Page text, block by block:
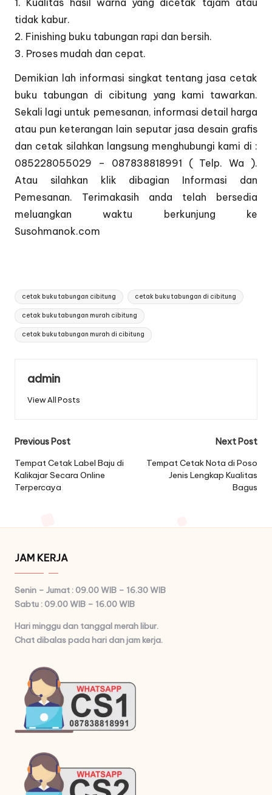
1. Kualitas hasil warna yang dicetak tajam atau
tidak kabur.
2. Finishing buku tabungan rapi dan bersih.
3. Proses mudah dan cepat.
Demikian lah informasi singkat tentang jasa cetak
buku tabungan di cibitung yang kami tawarkan.
Sekali lagi untuk pemesanan, informasi detail harga
atau pun keterangan lain seputar jasa desain grafis
dan cetak silahkan langsung menghubungi kami di :
085228055029 – 087838818991 ( Telp. Wa ).
Atau silahkan klik dibagian Informasi dan
Pemesanan. Terimakasih anda telah bersedia
meluangkan waktu berkunjung ke
Susohmanok.com
Tags:
cetak buku tabungan cibitung cetak buku tabungan di cibitung
cetak buku tabungan murah cibitung
cetak buku tabungan murah di cibitung
admin
View All Posts
Post
navigation
Previous Post
Tempat Cetak Label Baju di
Kalikajar Secara Online
Terpercaya
Next Post
Tempat Cetak Nota di Poso
Jenis Lengkap Kualitas
Bagus
JAM KERJA
Senin – Jumat : 09.00 WIB – 16.30 WIB
Sabtu : 09.00 WIB – 16.00 WIB
Hari minggu dan tanggal merah libur.
Chat dibalas pada hari dan jam kerja.